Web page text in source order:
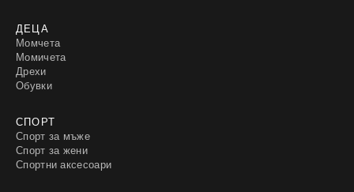
ДЕЦА
Момчета
Момичета
Дрехи
Обувки
СПОРТ
Спорт за мъже
Спорт за жени
Спортни аксесоари